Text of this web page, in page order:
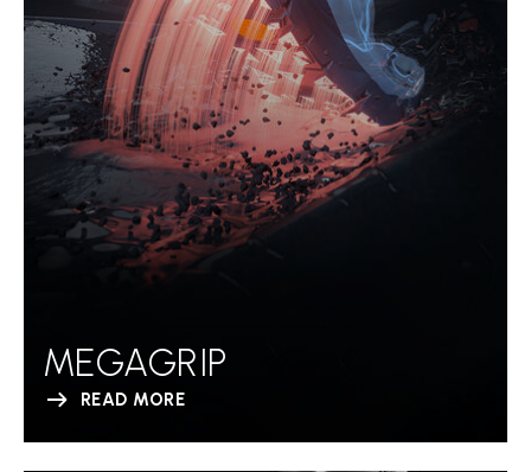
MEGAGRIP
READ MORE